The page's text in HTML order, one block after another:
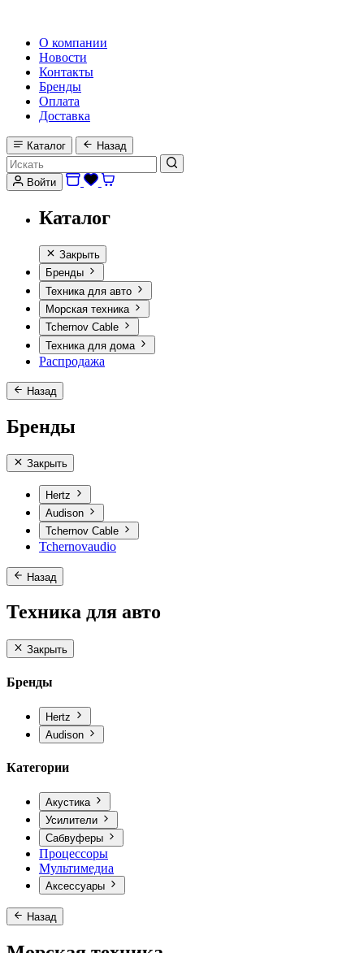
О компании
Новости
Контакты
Бренды
Оплата
Доставка
Каталог Назад
Войти
Каталог
Закрыть
Бренды
Техника для авто
Морская техника
Tchernov Cable
Техника для дома
Распродажа
Назад
Бренды
Закрыть
Hertz
Audison
Tchernov Cable
Tchernovaudio
Назад
Техника для авто
Закрыть
Бренды
Hertz
Audison
Категории
Акустика
Усилители
Сабвуферы
Процессоры
Мультимедиа
Аксессуары
Назад